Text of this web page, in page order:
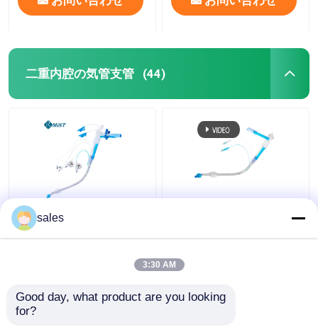
二重内腔の気管支管 (44)
ICUの倍の内腔によって
平手打ちされる
sales
3:30 AM
Good day, what product are you looking
for?